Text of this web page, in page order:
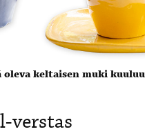
oleva keltaisen muki
verstas